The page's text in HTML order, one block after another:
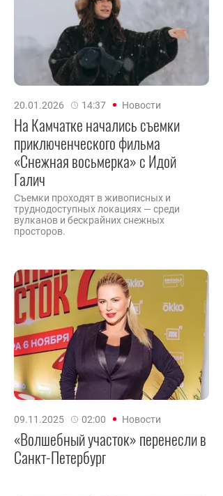
20.01.2026 14:37 Новости
На Камчатке начались съемки
приключенческого фильма
«Снежная восьмерка» с Идой
Галич
Съемки проходят в живописных и
труднодоступных локациях — среди
вулканов и бескрайних снежных
просторов.
09.11.2025 02:00 Новости
«Волшебный участок» перенесли в
Санкт-Петербург